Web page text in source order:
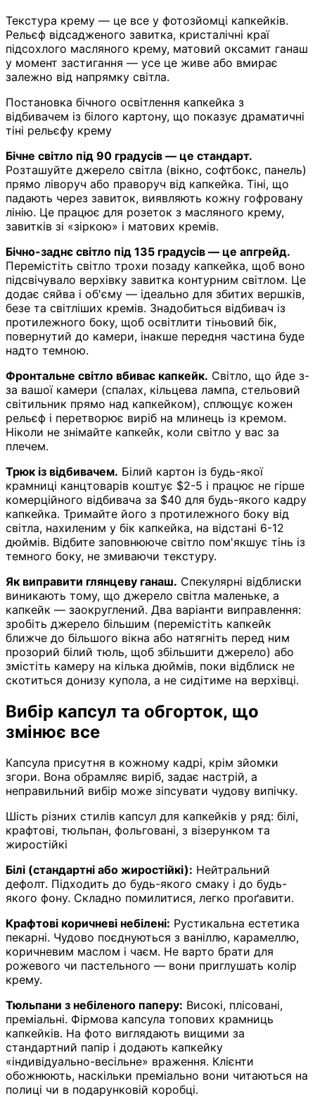
Текстура крему — це все у фотозйомці капкейків.
Рельєф відсадженого завитка, кристалічні краї
підсохлого масляного крему, матовий оксамит ганаш
у момент застигання — усе це живе або вмирає
залежно від напрямку світла.
Постановка бічного освітлення капкейка з
відбивачем із білого картону, що показує драматичні
тіні рельєфу крему
Бічне світло під 90 градусів — це стандарт.
Розташуйте джерело світла (вікно, софтбокс, панель)
прямо ліворуч або праворуч від капкейка. Тіні, що
падають через завиток, виявляють кожну гофровану
лінію. Це працює для розеток з масляного крему,
завитків зі «зіркою» і матових кремів.
Бічно-заднє світло під 135 градусів — це апгрейд.
Перемістіть світло трохи позаду капкейка, щоб воно
підсвічувало верхівку завитка контурним світлом. Це
додає сяйва і об'єму — ідеально для збитих вершків,
безе та світліших кремів. Знадобиться відбивач із
протилежного боку, щоб освітлити тіньовий бік,
повернутий до камери, інакше передня частина буде
надто темною.
Фронтальне світло вбиває капкейк. Світло, що йде з-
за вашої камери (спалах, кільцева лампа, стельовий
світильник прямо над капкейком), сплющує кожен
рельєф і перетворює виріб на млинець із кремом.
Ніколи не знімайте капкейк, коли світло у вас за
плечем.
Трюк із відбивачем. Білий картон із будь-якої
крамниці канцтоварів коштує $2-5 і працює не гірше
комерційного відбивача за $40 для будь-якого кадру
капкейка. Тримайте його з протилежного боку від
світла, нахиленим у бік капкейка, на відстані 6-12
дюймів. Відбите заповнююче світло пом'якшує тінь із
темного боку, не змиваючи текстуру.
Як виправити глянцеву ганаш. Спекулярні відблиски
виникають тому, що джерело світла маленьке, а
капкейк — заокруглений. Два варіанти виправлення:
зробіть джерело більшим (перемістіть капкейк
ближче до більшого вікна або натягніть перед ним
прозорий білий тюль, щоб збільшити джерело) або
змістіть камеру на кілька дюймів, поки відблиск не
скотиться донизу купола, а не сидітиме на верхівці.
Вибір капсул та обгорток, що
змінює все
Капсула присутня в кожному кадрі, крім зйомки
згори. Вона обрамляє виріб, задає настрій, а
неправильний вибір може зіпсувати чудову випічку.
Шість різних стилів капсул для капкейків у ряд: білі,
крафтові, тюльпан, фольговані, з візерунком та
жиростійкі
Білі (стандартні або жиростійкі): Нейтральний
дефолт. Підходить до будь-якого смаку і до будь-
якого фону. Складно помилитися, легко проґавити.
Крафтові коричневі небілені: Рустикальна естетика
пекарні. Чудово поєднуються з ваніллю, карамеллю,
коричневим маслом і чаєм. Не варто брати для
рожевого чи пастельного — вони приглушать колір
крему.
Тюльпани з небіленого паперу: Високі, плісовані,
преміальні. Фірмова капсула топових крамниць
капкейків. На фото виглядають вищими за
стандартний папір і додають капкейку
«індивідуально-весільне» враження. Клієнти
обожнюють, наскільки преміально вони читаються на
полиці чи в подарунковій коробці.